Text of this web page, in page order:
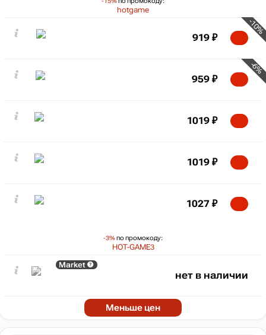
hotgame
-10%
919 ₽
-6%
959 ₽
1019 ₽
1019 ₽
-3%по промокоду:
HOT-GAME3
1027 ₽
Market
нет в наличии
Меньше цен